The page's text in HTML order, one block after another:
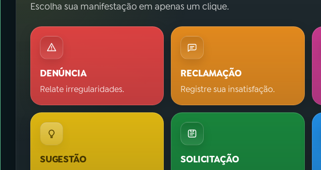
Escolha sua manifestação em apenas um clique.
DENÚNCIA
Relate irregularidades.
RECLAMAÇÃO
Registre sua insatisfação.
SUGESTÃO SOLICITAÇÃO